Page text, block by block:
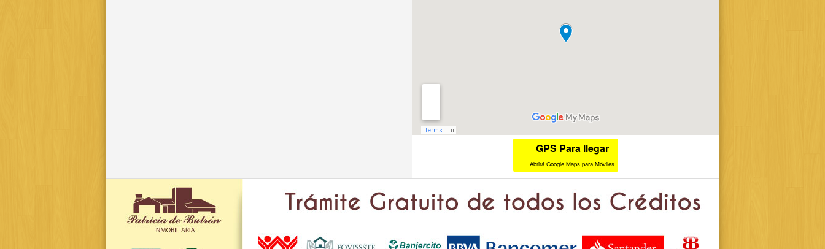
GPS Para llegar
Abrirá Google Maps para Móviles